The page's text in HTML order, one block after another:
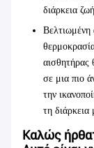
διάρκεια
Βελτιωμένη
αισθητήρας
σε μια πιο
την
τη
Καλώς